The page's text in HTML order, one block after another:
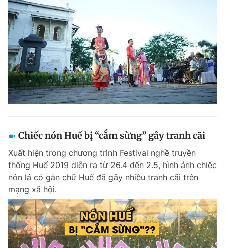
Chiếc nón Huế bị “cắm sừng” gây tranh cãi
Xuất hiện trong chương trình Festival nghề truyền
thống Huế 2019 diễn ra từ 26.4 đến 2.5, hình ảnh chiếc
nón lá có gắn chữ Huế đã gây nhiều tranh cãi trên
mạng xã hội.